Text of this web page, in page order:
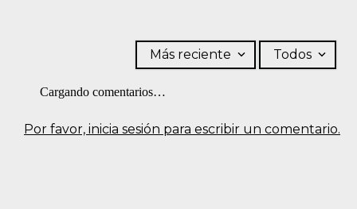
Por favor, inicia sesión para escribir un comentario.
Más reciente Todos
Cargando comentarios…